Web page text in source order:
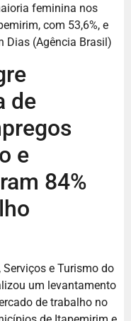
feminina nos
com 53,6%, e
Dias (Agência Brasil)
de
e
84%
Serviços e Turismo do
um levantamento
de trabalho no